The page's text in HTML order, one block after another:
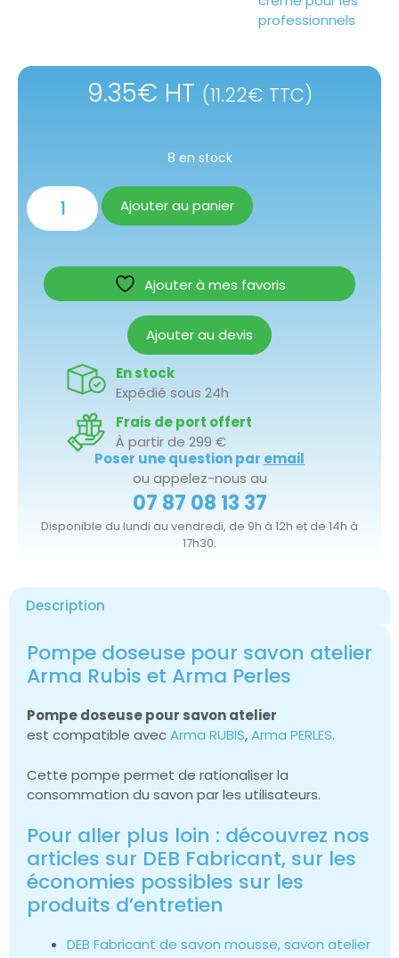
professionnels
9.35€ HT (11.22€ TTC)
8 en stock
Ajouter au panier
Ajouter à mes favoris
Ajouter au devis
En stock
Expédié sous 24h
Frais de port offert
À partir de 299 €
Poser une question par email
ou appelez-nous au
07 87 08 13 37
Disponible du lundi au vendredi, de 9h à 12h et de 14h à
17h30.
Description
Pompe doseuse pour savon atelier
Arma Rubis et Arma Perles
Pompe doseuse pour savon atelier
est compatible avecArma RUBIS,Arma PERLES.
Cette pompe permet de rationaliser la
consommation du savon par les utilisateurs.
Pour aller plus loin : découvrez nos
articles sur DEB Fabricant, sur les
économies possibles sur les
produits d’entretien
DEB Fabricant de savon mousse, savon atelier